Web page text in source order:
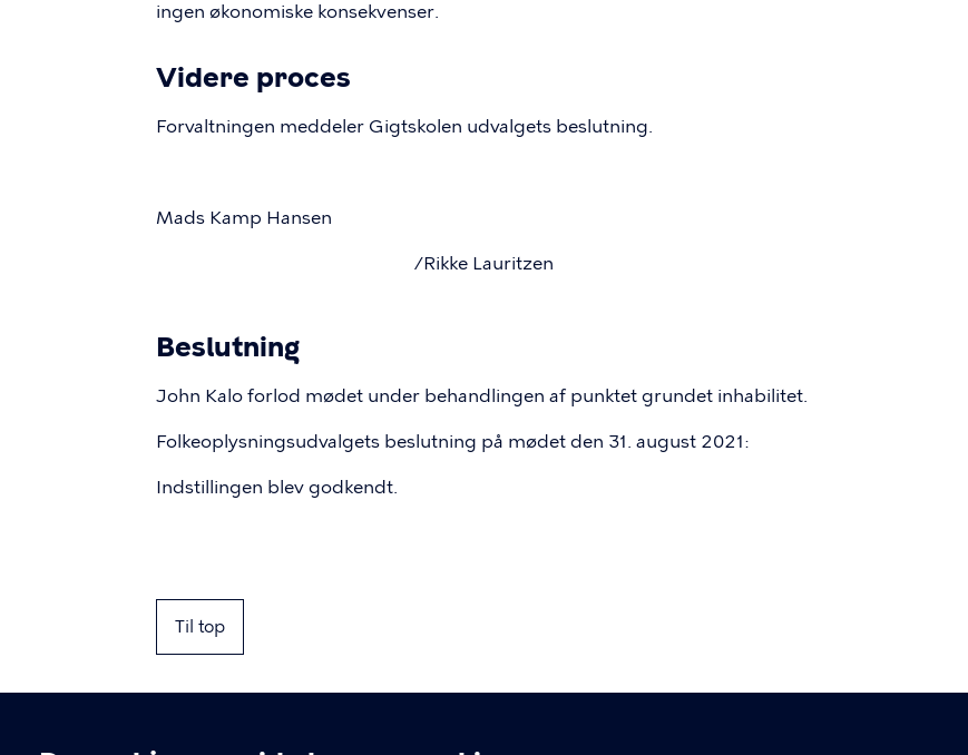
ingen økonomiske konsekvenser.
Videre proces
Forvaltningen meddeler Gigtskolen udvalgets beslutning.
Mads Kamp Hansen
/Rikke Lauritzen
Beslutning
John Kalo forlod mødet under behandlingen af punktet grundet inhabilitet.
Folkeoplysningsudvalgets beslutning på mødet den 31. august 2021:
Indstillingen blev godkendt.
Til top